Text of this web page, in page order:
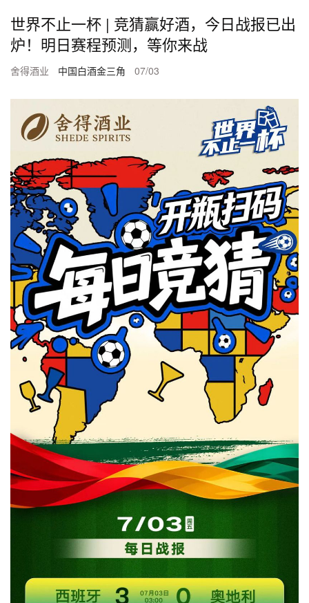
世界不止一杯 | 竞猜赢好酒，今日战报已出
炉！明日赛程预测，等你来战
舍得酒业 中国白酒金三角 07/03